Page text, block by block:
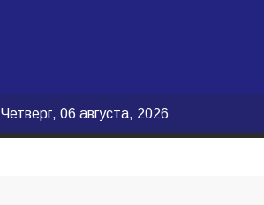
Четверг, 06 августа, 2026